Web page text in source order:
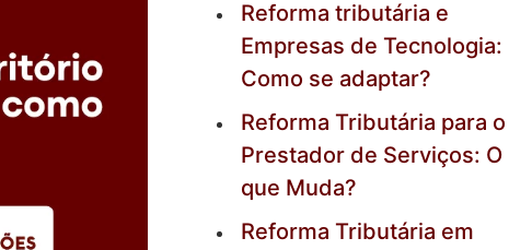
Reforma tributária e
Empresas de Tecnologia:
Como se adaptar?
Reforma Tributária para o
Prestador de Serviços: O
que Muda?
Reforma Tributária em